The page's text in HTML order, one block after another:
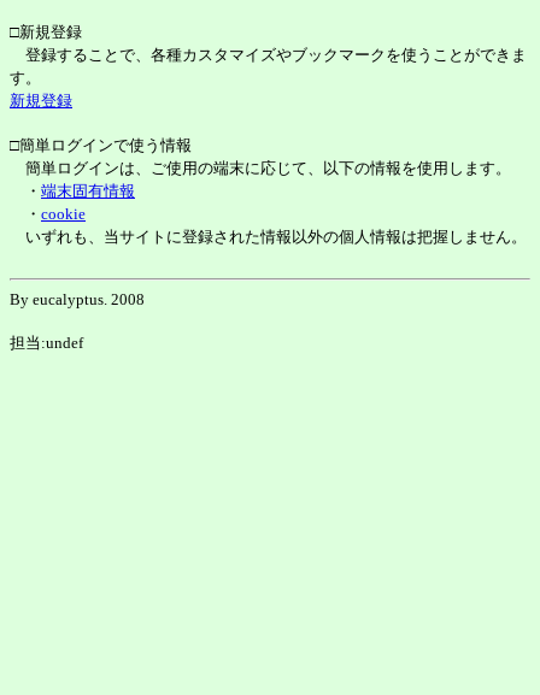
□新規登録
登録することで、各種カスタマイズやブックマークを使うことができま
す。
新規登録
□簡単ログインで使う情報
簡単ログインは、ご使用の端末に応じて、以下の情報を使用します。
・ 端末固有情報
・ cookie
いずれも、当サイトに登録された情報以外の個人情報は把握しません。
By eucalyptus. 2008
担当:undef